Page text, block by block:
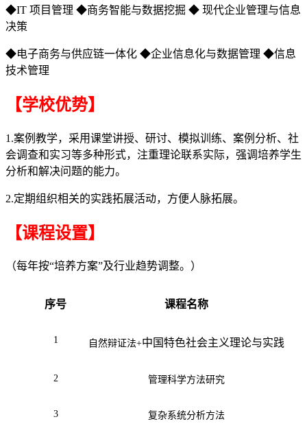
◆IT 项目管理 ◆商务智能与数据挖掘 ◆ 现代企业管理与信息
决策
◆电子商务与供应链一体化 ◆企业信息化与数据管理 ◆信息
技术管理
【学校优势】
1.案例教学，采用课堂讲授、研讨、模拟训练、案例分析、社
会调查和实习等多种形式，注重理论联系实际，强调培养学生
分析和解决问题的能力。
2.定期组织相关的实践拓展活动，方便人脉拓展。
【课程设置】
（每年按“培养方案”及行业趋势调整。）
序号 课程名称
1 自然辩证法+中国特色社会主义理论与实践
2 管理科学方法研究
3 复杂系统分析方法